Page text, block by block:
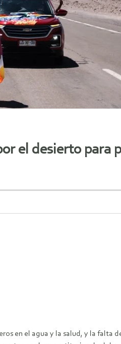
el desierto para
en el agua y la salud, y la falta